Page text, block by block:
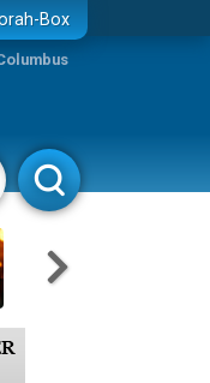
Box